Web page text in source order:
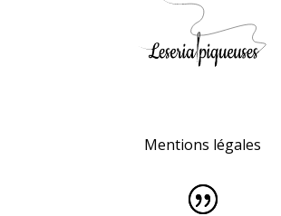
Mentions légales